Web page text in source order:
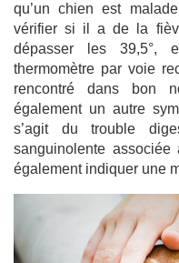
qu’un chien est
vérifier si il a de la
dépasser les 39,5°,
thermomètre par voie
rencontré dans bon
également un autre
s’agit du trouble
sanguinolente associée
également indiquer une